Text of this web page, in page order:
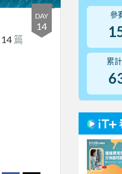
DAY
14
14 篇
參
累